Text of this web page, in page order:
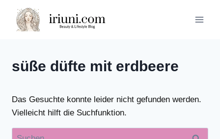
Inhalt
springen
süße düfte mit erdbeere
Das Gesuchte konnte leider nicht gefunden werden.
Vielleicht hilft die Suchfunktion.
Suchen